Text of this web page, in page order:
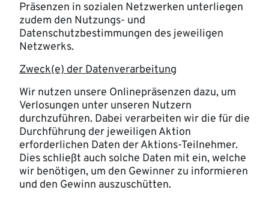
Präsenzen in sozialen Netzwerken unterliegen
zudem den Nutzungs- und
Datenschutzbestimmungen des jeweiligen
Netzwerks.
Zweck(e) der Datenverarbeitung
Wir nutzen unsere Onlinepräsenzen dazu, um
Verlosungen unter unseren Nutzern
durchzuführen. Dabei verarbeiten wir die für die
Durchführung der jeweiligen Aktion
erforderlichen Daten der Aktions-Teilnehmer.
Dies schließt auch solche Daten mit ein, welche
wir benötigen, um den Gewinner zu informieren
und den Gewinn auszuschütten.